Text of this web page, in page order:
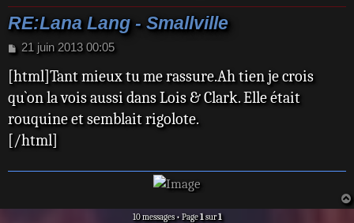
RE:Lana Lang - Smallville
M
s
a
g
e
21 juin 2013 00:05
[html]Tant mieux tu me rassure.Ah tien je crois
qu`on la vois aussi dans Lois & Clark. Elle était
rouquine et semblait rigolote.
[/html]
10 messages • Page1sur1